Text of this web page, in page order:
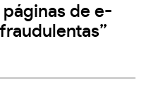
de e-